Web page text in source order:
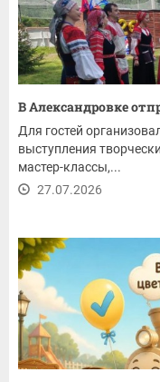
В Александровке
Для гостей
выступления
мастер-классы,...
27.07.2026